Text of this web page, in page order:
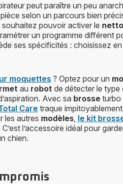
peut paraître un peu
selon un parcours bien
souhaitez pouvoir activer le
un programme différent
ses spécificités : choisissez
moquettes ? Optez pour un
au robot de détecter le
Avec sa brosse turbo
Care traque
les autres modèles, le kit
l’accessoire idéal pour
chien.